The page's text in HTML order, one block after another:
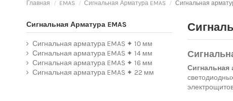
Главная EMAS Сигнальная Арматура EMAS Сигнальная
Сигнальная
Сигнальная Арматура EMAS
Сигнальная арматура EMAS ✦ 10 мм
Сигнальная арматура EMAS ✦ 14 мм
Сигнальная арматура EMAS ✦ 16 мм
Сигнальная арматура EMAS ✦ 22 мм